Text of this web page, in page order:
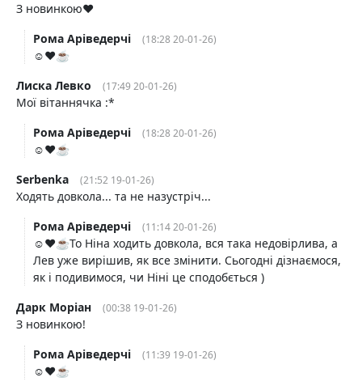
З новинкою❤️
Рома Аріведерчі
(18:28 20-01-26)
☺️❤️☕️
Лиска Левко
(17:49 20-01-26)
Мої вітаннячка :*
Рома Аріведерчі
(18:28 20-01-26)
☺️❤️☕️
Serbenka
(21:52 19-01-26)
Ходять довкола... та не назустріч...
Рома Аріведерчі
(11:14 20-01-26)
☺️❤️☕️То Ніна ходить довкола, вся така недовірлива, а
Лев уже вирішив, як все змінити. Сьогодні дізнаємося,
як і подивимося, чи Ніні це сподобється )
Дарк Моріан
(00:38 19-01-26)
З новинкою!
Рома Аріведерчі
(11:39 19-01-26)
☺️❤️☕️